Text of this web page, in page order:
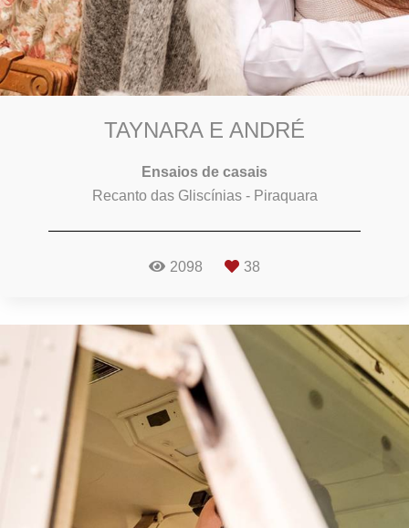
TAYNARA E ANDRÉ
Ensaios de casais
Recanto das Gliscínias - Piraquara
2098 38